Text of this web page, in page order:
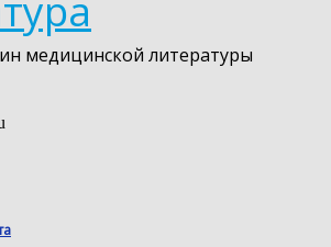
медицинской литературы